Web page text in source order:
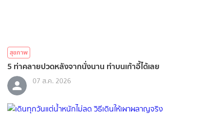
สุขภาพ
5 ท่าคลายปวดหลังจากนั่งนาน ทำบนเก้าอี้ได้เลย
07 ส.ค. 2026